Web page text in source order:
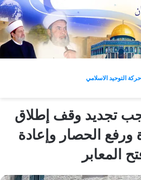
حركة التوحيد الاسلامي
يجب تجديد وقف إطلاق
ورفع الحصار وإعادة
المعابر